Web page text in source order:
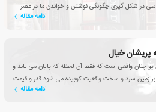
در شکل گیری چگونگی نوشتن و خواندن ما در عصر
ادامه مقاله
پریشان خیال
‏پو چنان واقعی است که فقط آن لحظه که پایان می یابد و
بر زمین سرد و سخت واقعیت کوبیده می شود قدر و قیمت
ادامه مقاله